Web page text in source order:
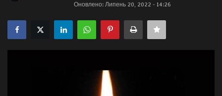
Підтримати проєкт
Оновлено: Липень 20, 2022 - 14:26